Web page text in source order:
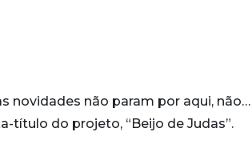
novidades não param por aqui,
título do projeto, “Beijo de Judas”.